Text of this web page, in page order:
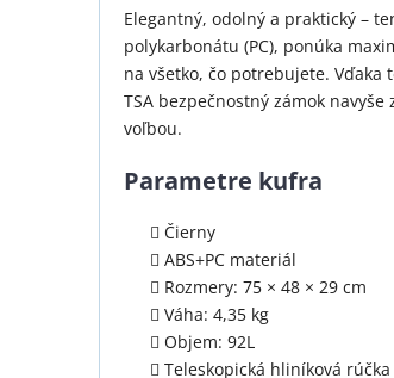
Elegantný, odolný a praktický –
polykarbonátu (PC), ponúka
na všetko, čo potrebujete.
TSA bezpečnostný zámok
voľbou.
Parametre kufra
Čierny
ABS+PC materiál
Rozmery: 75 × 48 × 29 cm
Váha: 4,35 kg
Objem: 92L
Teleskopická hliníková rúčka